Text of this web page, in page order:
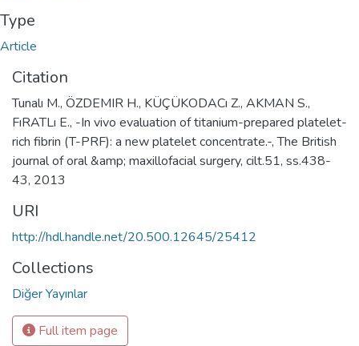
Type
Article
Citation
Tunalı M., ÖZDEMIR H., KÜÇÜKODACı Z., AKMAN S.,
FıRATLı E., -In vivo evaluation of titanium-prepared platelet-
rich fibrin (T-PRF): a new platelet concentrate.-, The British
journal of oral &amp; maxillofacial surgery, cilt.51, ss.438-
43, 2013
URI
http://hdl.handle.net/20.500.12645/25412
Collections
Diğer Yayınlar
Full item page